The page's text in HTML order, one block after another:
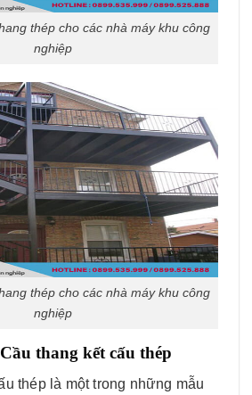
thép cho các nhà máy khu công
nghiệp
thép cho các nhà máy khu công
nghiệp
thang kết cấu thép
thép là một trong những mẫu